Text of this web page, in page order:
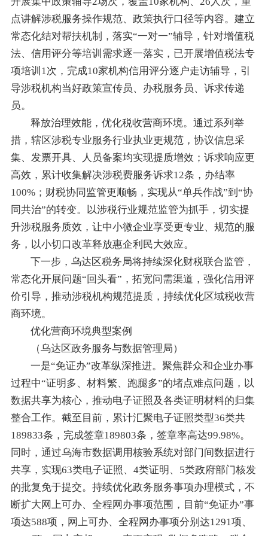
点讲解涉税服务操作规范、政策执行口径等内容。建立
常态化结对帮扶机制，落实“一对一”辅导，针对增值税
法、信用评分等培训需求逐一落实，已开展增值税法专
项培训1次，完成10家机构信用评分逐户走访辅导，引
导涉税机构当好政策宣传员、办税服务员、诉求传递
员。
释放治理效能，优化税收营商环境。通过系列举
措，辖区涉税专业服务行业执业更规范，协议信息采
集、发票开具、人员备案均实现提质增效；诉求响应更
高效，累计收集解决涉税费服务诉求12条，办结率
100%；财税协同监管更顺畅，实现从“单兵作战”到“协
同共治”的转变。以涉税行业规范监管为抓手，切实提
升涉税服务质效，让中小微企业享受更专业、规范的服
务，以小切口改革释放惠企利民大效应。
下一步，乌达区税务局将持续深化财税联合监管，
常态化开展问题“回头看”，拓宽问需渠道，强化信用评
价引导，推动涉税机构规范提质，持续优化区域税收营
商环境。
优化营商环境典型案例
（乌达区政务服务与数据管理局）
一是“免证办”改革纵深推进。聚焦群众和企业办事
过程中“证明多、材料繁、跑腿多”的堵点难点问题，以
数据共享为核心，推动电子证照及各类证明材料的归集
整合工作。截至目前，累计汇聚电子证照类型36类共
189833条，完成签章189803条，签章率高达99.98%。
同时，通过乌海市数据调用核验系统对部门间数据进行
共享，实现63类电子证照、4类证明、5类政府部门核发
的批复免于提交。持续优化政务服务事项办理模式，不
断扩大网上可办、全程网办事项范围，目前“免证办”事
项达588项，网上可办、全程网办事项分别达1291项、